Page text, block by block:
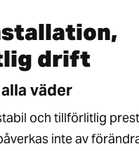
drift
väder
och tillförlitlig
inte av